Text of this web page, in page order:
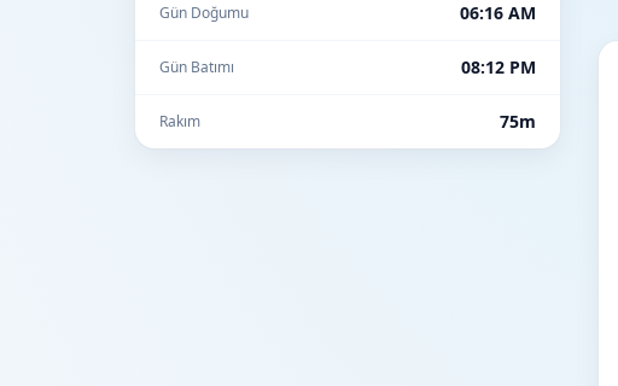
Gün Doğumu 06:16 AM
Gün Batımı 08:12 PM
Rakım 75m